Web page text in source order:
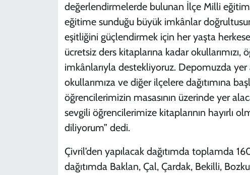
değerlendirmelerde bulunan İlçe Milli
eğitime sunduğu büyük imkânlar
eşitliğini güçlendirmek için her yaşta
ücretsiz ders kitaplarına kadar
imkânlarıyla destekliyoruz. Depomuzda
okullarımıza ve diğer ilçelere dağıtımına
öğrencilerimizin masasının üzerinde yer
sevgili öğrencilerimize kitaplarının hayırlı
diliyorum” dedi.
Çivril’den yapılacak dağıtımda toplamda
dağıtımda Baklan, Çal, Çardak, Bekilli,